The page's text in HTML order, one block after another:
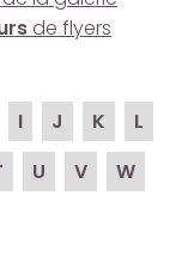
de flyers
I J K
L
U V
W